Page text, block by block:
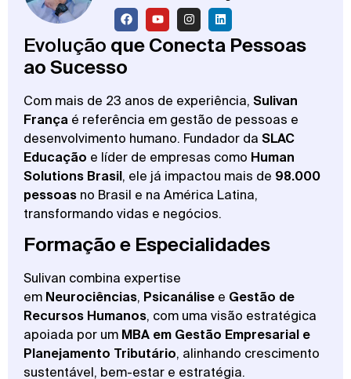
Evolução que Conecta Pessoas
ao Sucesso
Com mais de 23 anos de experiência, Sulivan
França é referência em gestão de pessoas e
desenvolvimento humano. Fundador da SLAC
Educação e líder de empresas como Human
Solutions Brasil , ele já impactou mais de 98.000
pessoas no Brasil e na América Latina,
transformando vidas e negócios.
Formação e Especialidades
Sulivan combina expertise
em Neurociências, Psicanálise e Gestão de
Recursos Humanos, com uma visão estratégica
apoiada por um MBA em Gestão Empresarial e
Planejamento Tributário, alinhando crescimento
sustentável, bem-estar e estratégia.